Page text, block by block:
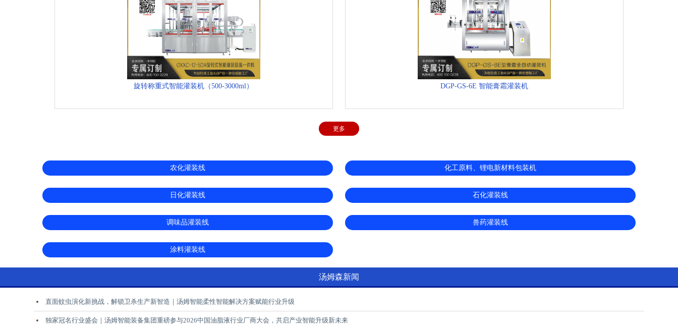
旋转称重式智能灌装机（500-3000ml） DGP-GS-6E 智能膏霜灌装机
更多
农化灌装线 化工原料、锂电新材料包装机
日化灌装线 石化灌装线
调味品灌装线 兽药灌装线
涂料灌装线
汤姆森新闻
直面蚊虫演化新挑战，解锁卫杀生产新智造｜汤姆智能柔性智能解决方案赋能行业升级
独家冠名行业盛会｜汤姆智能装备集团重磅参与2026中国油脂液行业厂商大会，共启产业智能升级新未来